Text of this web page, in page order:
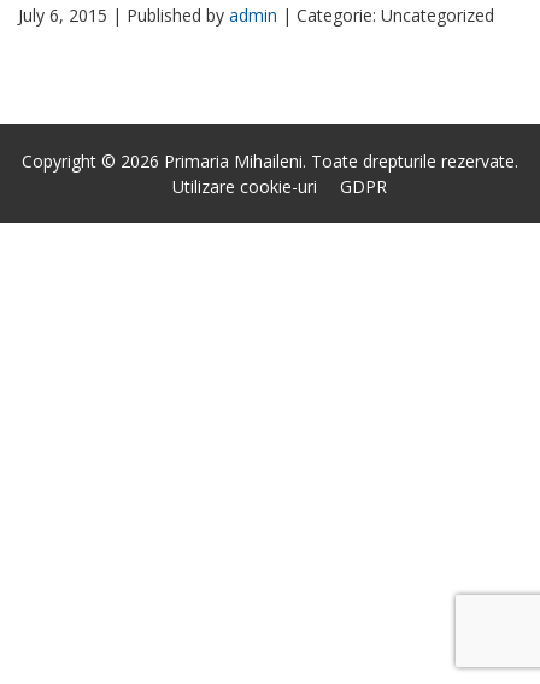
July 6, 2015 | Published by admin | Categorie: Uncategorized
Copyright © 2026 Primaria Mihaileni. Toate drepturile rezervate.
Utilizare cookie-uri
GDPR